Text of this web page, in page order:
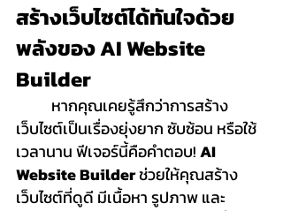
สร้างเว็บไซต์ได้ทันใจด้วย
พลังของ AI Website
Builder
เว็บไซต์เป็นเรื่องยุ่งยาก ซับซ้อน หรือใช้
เวลานาน ฟีเจอร์นี้คือคำตอบ! AI
Website Builder ช่วยให้คุณสร้าง
เว็บไซต์ที่ดูดี มีเนื้อหา รูปภาพ และ